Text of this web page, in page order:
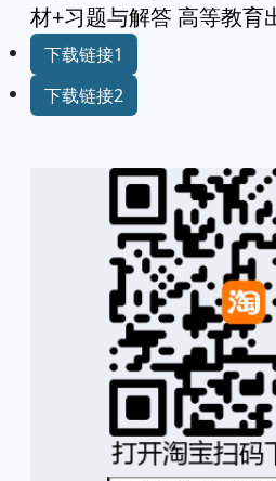
材+习题与解答 高等教育
下载链接1
下载链接2